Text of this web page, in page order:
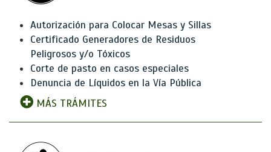
Autorización para Colocar Mesas y Sillas
Certificado Generadores de Residuos
Peligrosos y/o Tóxicos
Corte de pasto en casos especiales
Denuncia de Líquidos en la Vía Pública
MÁS TRÁMITES